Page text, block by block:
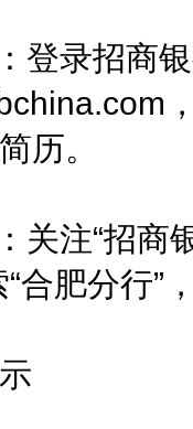
录招商银
历。
注“招商
合肥分行”